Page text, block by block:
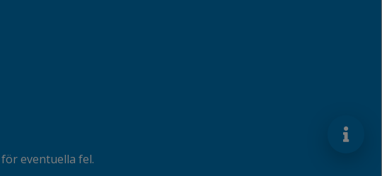
eventuella fel.